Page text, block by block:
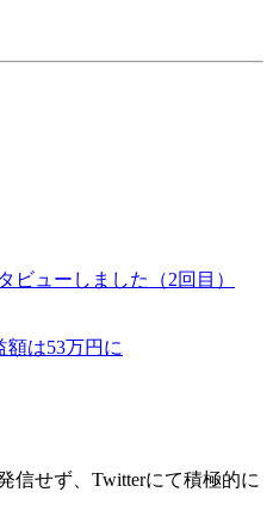
ビューしました（2回目）
額は53万円に
信せず、Twitterにて積極的に